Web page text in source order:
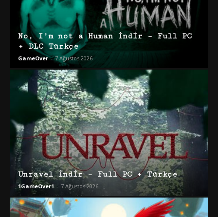
No, I’m not a Human İndir – Full PC
+ DLC Türkçe
GameOver - 7 Ağustos 2026
Unravel İndir – Full PC + Türkçe
1GameOver1 - 7 Ağustos 2026